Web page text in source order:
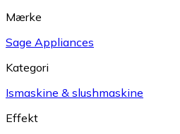
Mærke
Sage Appliances
Kategori
Ismaskine & slushmaskine
Effekt